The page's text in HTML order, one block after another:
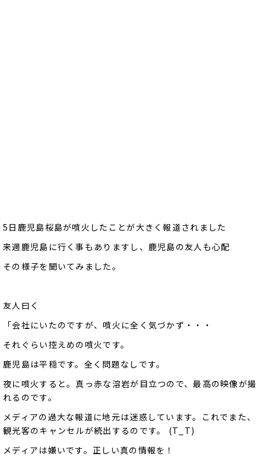
5日鹿児島桜島が噴火したことが大きく報道されました
来週鹿児島に行く事もありますし、鹿児島の友人も心配
その様子を聞いてみました。
友人曰く
「会社にいたのですが、噴火に全く気づかず・・・
それぐらい控えめの噴火です。
鹿児島は平穏です。全く問題なしです。
夜に噴火すると。真っ赤な溶岩が目立つので、最高の映像が撮
れるのです。
メディアの過大な報道に地元は迷惑しています。これでまた、
観光客のキャンセルが続出するのです。 (T_T)
メディアは嫌いです。正しい真の情報を！